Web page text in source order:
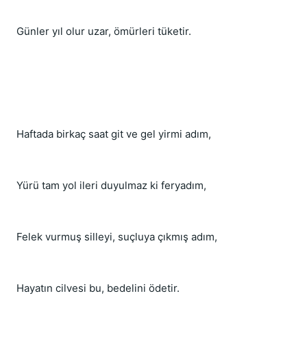
Günler yıl olur uzar, ömürleri tüketir.
Haftada birkaç saat git ve gel yirmi adım,
Yürü tam yol ileri duyulmaz ki feryadım,
Felek vurmuş silleyi, suçluya çıkmış adım,
Hayatın cilvesi bu, bedelini ödetir.